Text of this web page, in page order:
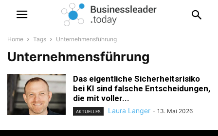
Home Tags Unternehmensführung
Unternehmensführung
Das eigentliche Sicherheitsrisiko
bei KI sind falsche Entscheidungen,
die mit voller...
AKTUELLES Laura Langer - 13. Mai 2026